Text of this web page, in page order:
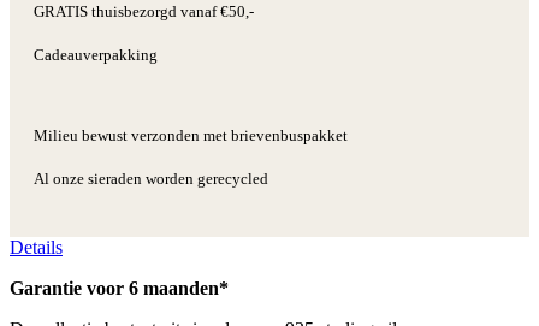
GRATIS thuisbezorgd vanaf €50,-
Cadeauverpakking
Milieu bewust verzonden met brievenbuspakket
Al onze sieraden worden gerecycled
Details
Garantie voor 6 maanden*